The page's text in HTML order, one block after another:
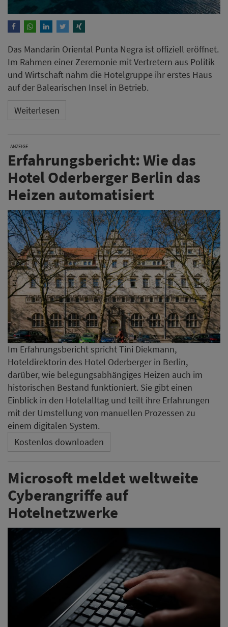
Das Mandarin Oriental Punta Negra ist offiziell eröffnet.
Im Rahmen einer Zeremonie mit Vertretern aus Politik
und Wirtschaft nahm die Hotelgruppe ihr erstes Haus
auf der Balearischen Insel in Betrieb.
Weiterlesen
ANZEIGE
Erfahrungsbericht: Wie das
Hotel Oderberger Berlin das
Heizen automatisiert
Im Erfahrungsbericht spricht Tini Diekmann,
Hoteldirektorin des Hotel Oderberger in Berlin,
darüber, wie belegungsabhängiges Heizen auch im
historischen Bestand funktioniert. Sie gibt einen
Einblick in den Hotelalltag und teilt ihre Erfahrungen
mit der Umstellung von manuellen Prozessen zu
einem digitalen System.
Kostenlos downloaden
Microsoft meldet weltweite
Cyberangriffe auf
Hotelnetzwerke